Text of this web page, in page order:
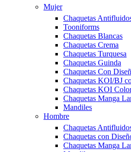
Mujer
Chaquetas
Tooniforms
Chaquetas Blancas
Chaquetas Crema
Chaquetas Turquesa
Chaquetas Guinda
Chaquetas Con
Chaquetas KOI/BJ
Chaquetas KOI
Chaquetas Manga
Mandiles
Hombre
Chaquetas
Chaquetas con
Chaquetas Manga